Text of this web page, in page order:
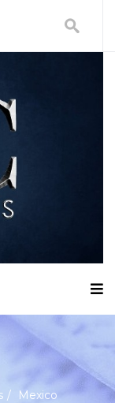
Mexico